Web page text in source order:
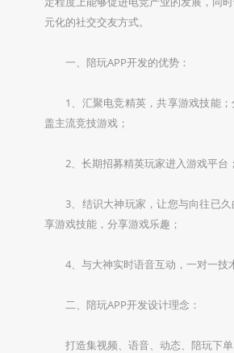
元化的社交交友方式。
一、陪玩APP开发的优势：
1、汇聚电竞精英，共享游戏技能
盖主流竞技游戏；
2、长期招募精英玩家进入游戏平台；
3、结识大神玩家，让您与向往已
享游戏技能，分享游戏乐趣；
4、与大神实时语音互动，一对一技
二、陪玩APP开发设计理念：
打造集视频、语音、动态、陪玩下